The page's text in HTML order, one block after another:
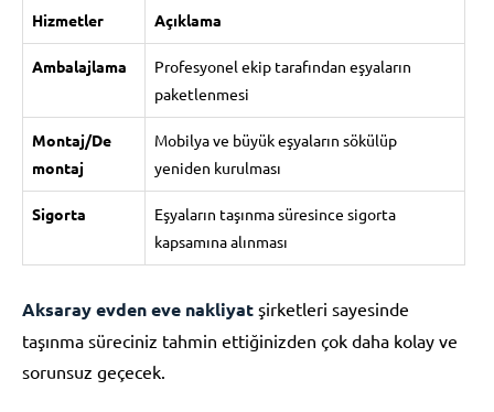
Hizmetler Açıklama
Ambalajlama
Profesyonel ekip tarafından eşyaların
paketlenmesi
Montaj/De
montaj
Mobilya ve büyük eşyaların sökülüp
yeniden kurulması
Sigorta
Eşyaların taşınma süresince sigorta
kapsamına alınması
Aksaray evden eve nakliyat şirketleri sayesinde
taşınma süreciniz tahmin ettiğinizden çok daha kolay ve
sorunsuz geçecek.